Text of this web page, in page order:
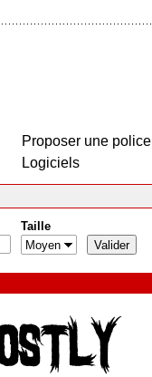
Proposer une police
Logiciels
Taille